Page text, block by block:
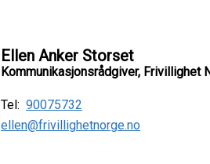
Ellen Anker Storset
Kommunikasjonsrådgiver, Frivillighet
Tel: 90075732
ellen@frivillighetnorge.no